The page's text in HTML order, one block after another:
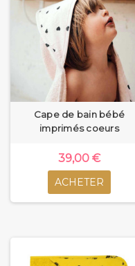
Cape de bain bébé
imprimés coeurs
39,00 €
ACHETER